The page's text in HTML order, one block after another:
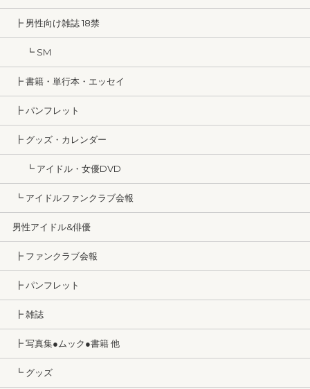
┣ 男性向け雑誌 18禁
┗ SM
┣ 書籍・単行本・エッセイ
┣ パンフレット
┣ グッズ・カレンダー
┗ アイドル・女優DVD
┗ アイドルファンクラブ会報
男性アイドル&俳優
┣ ファンクラブ会報
┣ パンフレット
┣ 雑誌
┣ 写真集●ムック●書籍 他
┗ グッズ